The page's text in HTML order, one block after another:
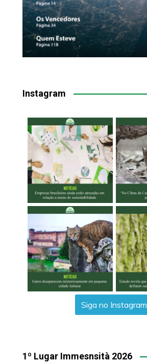
Instagram
Siga no Instagram
1º Lugar Immesnsità 2026